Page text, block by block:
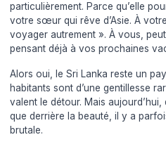
particulièrement. Parce qu’elle
votre sœur qui rêve d’Asie. À
voyager autrement ». À vous,
pensant déjà à vos prochaines
Alors oui, le Sri Lanka reste un
habitants sont d’une gentillesse
valent le détour. Mais
que derrière la beauté, il y a
brutale.